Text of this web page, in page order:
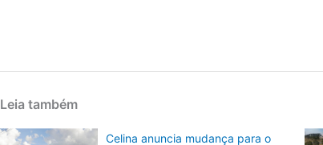
Leia também
Celina anuncia mudança para o